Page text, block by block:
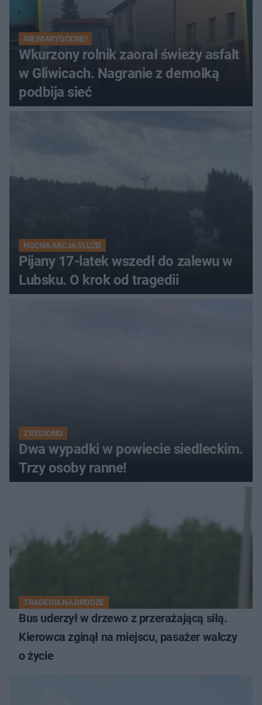
NIEWIARYGODNE!
Wkurzony rolnik zaorał świeży asfalt
w Gliwicach. Nagranie z demolką
podbija sieć
NOCNA AKCJA SŁUŻB
Pijany 17-latek wszedł do zalewu w
Lubsku. O krok od tragedii
Z REGIONU
Dwa wypadki w powiecie siedleckim.
Trzy osoby ranne!
TRAGEDIA NA DRODZE
Bus uderzył w drzewo z przerażającą siłą.
Kierowca zginął na miejscu, pasażer walczy
o życie